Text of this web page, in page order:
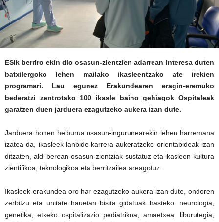
ESIk berriro ekin dio osasun-zientzien adarrean interesa duten
batxilergoko lehen mailako ikasleentzako ate irekien
programari. Lau egunez Erakundearen eragin-eremuko
bederatzi zentrotako 100 ikasle baino gehiagok Ospitaleak
garatzen duen jarduera ezagutzeko aukera izan dute.
Jarduera honen helburua osasun-ingurunearekin lehen harremana
izatea da, ikasleek lanbide-karrera aukeratzeko orientabideak izan
ditzaten, aldi berean osasun-zientziak sustatuz eta ikasleen kultura
zientifikoa, teknologikoa eta berritzailea areagotuz.
Ikasleek erakundea oro har ezagutzeko aukera izan dute, ondoren
zerbitzu eta unitate hauetan bisita gidatuak hasteko: neurologia,
genetika, etxeko ospitalizazio pediatrikoa, amaetxea, liburutegia,